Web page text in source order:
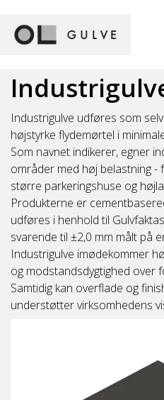
Industrigulve udføres som
højstyrke flydemørtel i
Som navnet indikerer, egner
områder med høj belastning
større parkeringshuse og
Produkterne er
udføres i henhold til
svarende til ±2,0 mm målt på
Industrigulve imødekommer
og modstandsdygtighed over
Samtidig kan overflade og
understøtter virksomhedens